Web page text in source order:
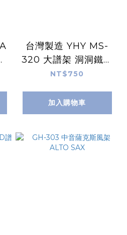
台灣製造 YHY MS-
320 大譜架 洞洞鐵面
大譜架
NT$750
加入購物車